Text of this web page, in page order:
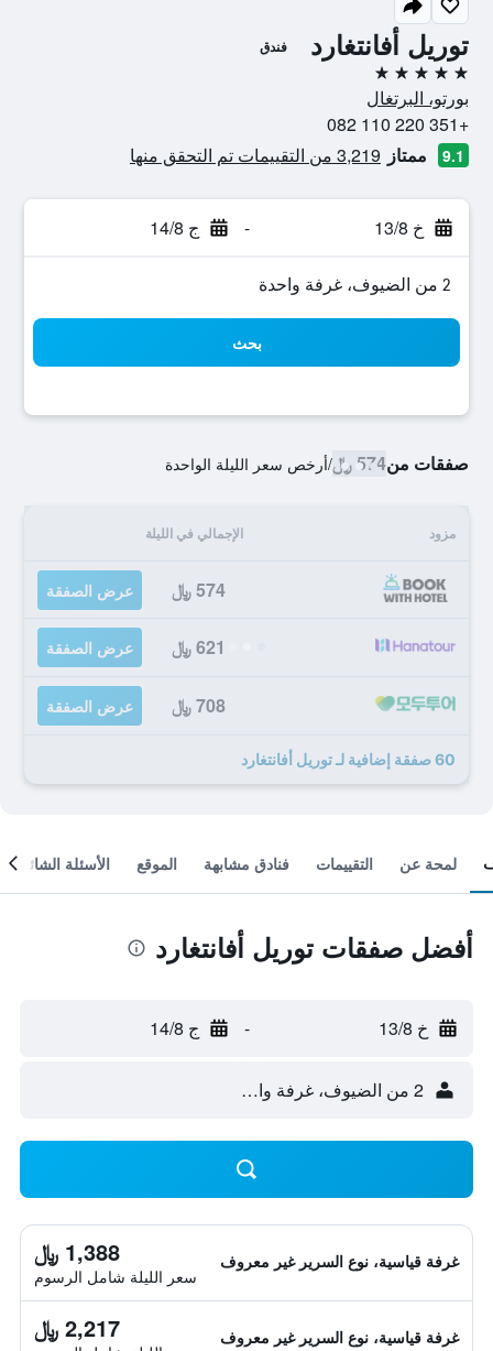
توريل أفانتغارد فندق
5 نجوم
بورتو، البرتغال
+351 220 110 082
9.1 ممتاز 3,219 من التقييمات تم التحقق منها
خ 13/8 - ج 14/8
2 من الضيوف، غرفة واحدة
بحث
صفقات من574 ﷼ /أرخص سعر الليلة الواحدة
مزود الإجمالي في الليلة
574 ﷼ عرض الصفقة
621 ﷼ عرض الصفقة
708 ﷼ عرض الصفقة
60 صفقة إضافية لـ توريل أفانتغارد
لمحة عن التقييمات فنادق مشابهة الموقع الأسئلة الشائعة
أفضل صفقات توريل أفانتغارد
خ 13/8 - ج 14/8
2 من الضيوف، غرفة واحدة
غرفة قياسية، نوع السرير غير معروف 1,388 ﷼
سعر الليلة شامل الرسوم
غرفة قياسية، نوع السرير غير معروف 2,217 ﷼